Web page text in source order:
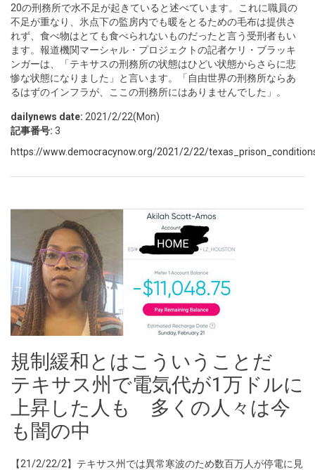
20の刑務所で水不足が起きていると述べています。これに職員の
不足が重なり、氷点下の監房内でも暖をとるための毛布は提供さ
れず、食べ物はとても食べられないものだったと言う受刑者もい
ます。報道機関マーシャル・プロジェクトの記者ケリ・ブラッキ
ンガーは、「テキサスの刑務所の状態はひどい状態からさらに悲
惨な状態になりました」と言います。「自由世界の刑務所ならあ
るはずのインフラが、ここの刑務所にはありませんでした」。
dailynews date: 2021/2/22(Mon)
記事番号: 3
https://www.democracynow.org/2021/2/22/
規制緩和とはこういうことだ
テキサス州で電気代が1万ドルに
上昇した人も 多くの人々は今
も闇の中
【21/2/22/2】テキサス州では異常寒波のため数百万人が停電に見